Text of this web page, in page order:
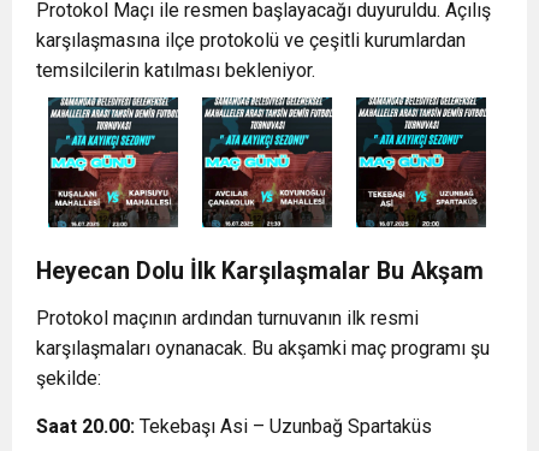
Protokol Maçı ile resmen başlayacağı duyuruldu. Açılış
karşılaşmasına ilçe protokolü ve çeşitli kurumlardan
temsilcilerin katılması bekleniyor.
Heyecan Dolu İlk Karşılaşmalar Bu Akşam
Protokol maçının ardından turnuvanın ilk resmi
karşılaşmaları oynanacak. Bu akşamki maç programı şu
şekilde:
Saat 20.00: Tekebaşı Asi – Uzunbağ Spartaküs